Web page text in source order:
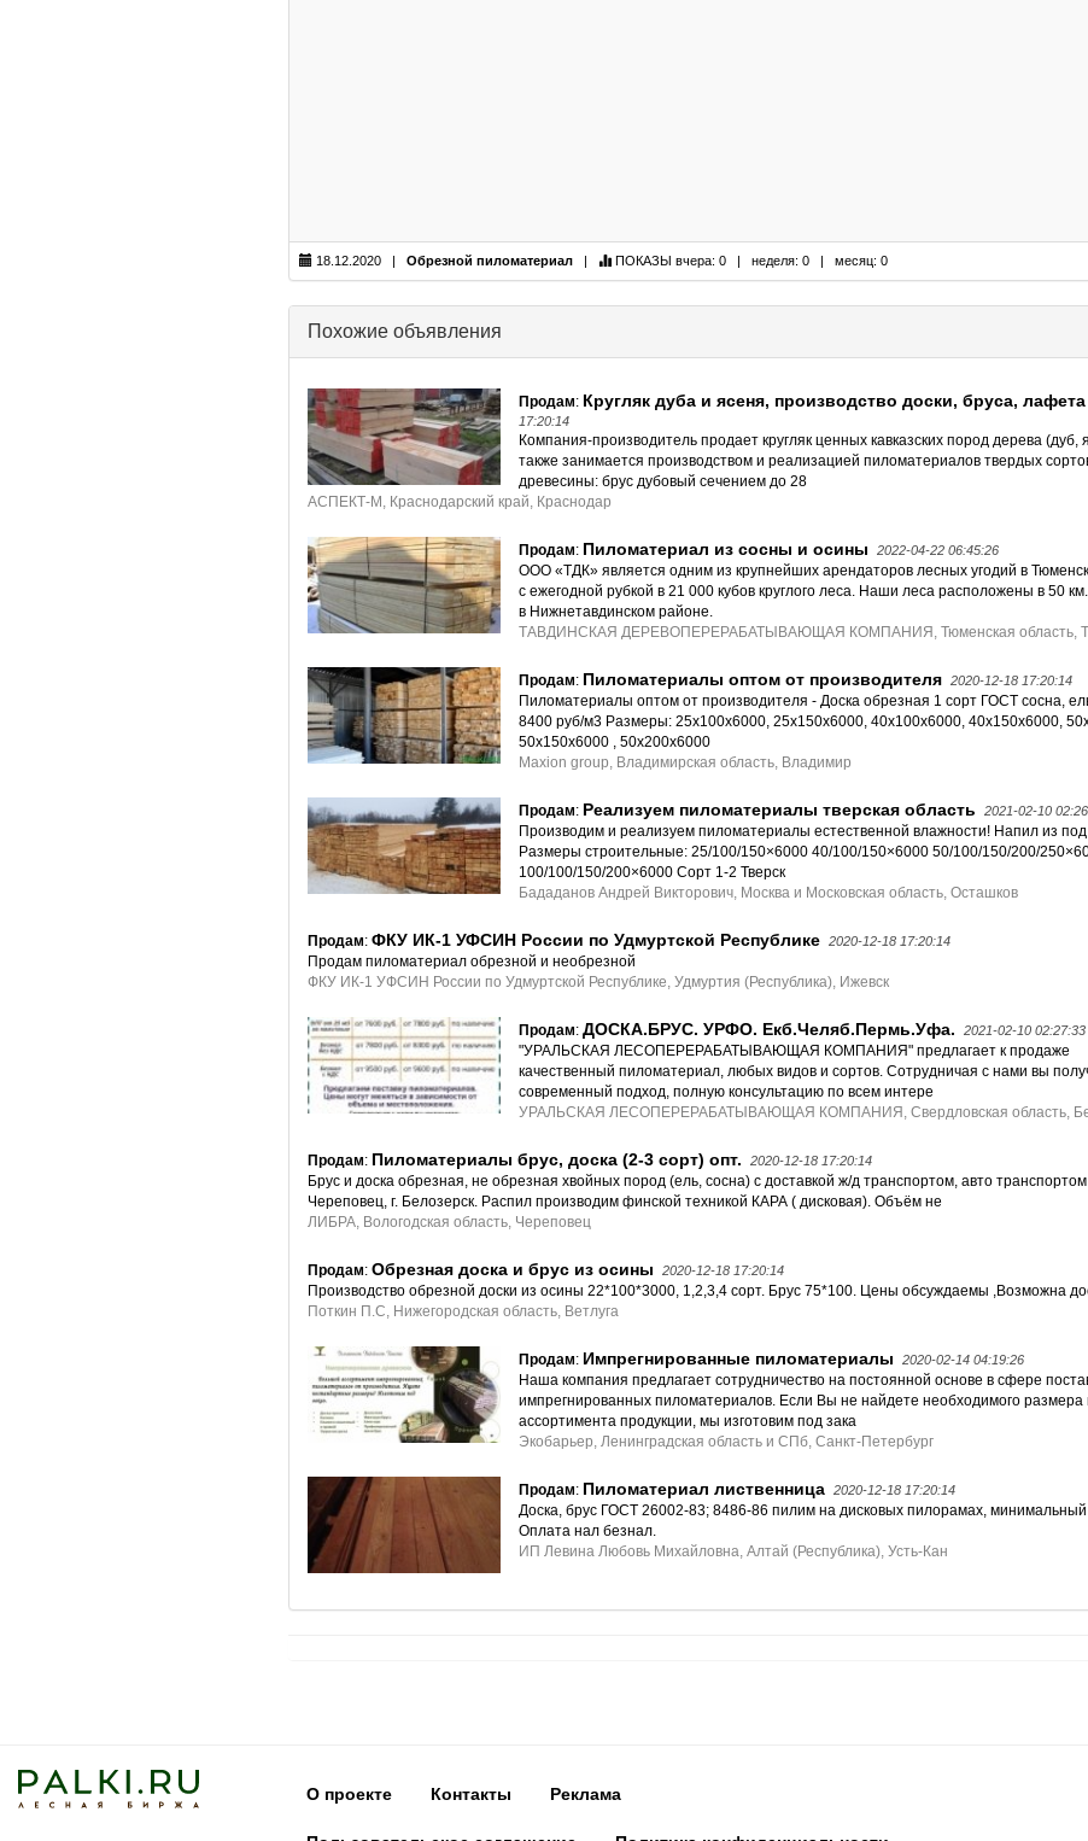
18.12.2020 | Обрезной пиломатериал | ПОКАЗЫ вчера: 0 | неделя: 0 | месяц: 0
Похожие объявления
Продам: Кругляк дуба и ясеня, производство доски, бруса, лафета
17:20:14
Компания-производитель продает кругляк ценных кавказских пород дерева (дуб,
также занимается производством и реализацией пиломатериалов твердых
древесины: брус дубовый сечением до 28
АСПЕКТ-М, Краснодарский край, Краснодар
Продам: Пиломатериал из сосны и осины 2022-04-22 06:45:26
ООО «ТДК» является одним из крупнейших арендаторов лесных угодий в
с ежегодной рубкой в 21 000 кубов круглого леса. Наши леса расположены в 50
в Нижнетавдинском районе.
ТАВДИНСКАЯ ДЕРЕВОПЕРЕРАБАТЫВАЮЩАЯ КОМПАНИЯ, Тюменская область,
Продам: Пиломатериалы оптом от производителя 2020-12-18 17:20:14
Пиломатериалы оптом от производителя - Доска обрезная 1 сорт ГОСТ сосна,
8400 руб/м3 Размеры: 25х100х6000, 25х150х6000, 40х100х6000, 40х150х6000,
50х150х6000 , 50х200х6000
Maxion group, Владимирская область, Владимир
Продам: Реализуем пиломатериалы тверская область 2021-02-10
Производим и реализуем пиломатериалы естественной влажности! Напил из под
Размеры строительные: 25/100/150×6000 40/100/150×6000 50/100/150/200/
100/100/150/200×6000 Сорт 1-2 Тверск
Бададанов Андрей Викторович, Москва и Московская область, Осташков
Продам: ФКУ ИК-1 УФСИН России по Удмуртской Республике 2020-12-18 17:20:14
Продам пиломатериал обрезной и необрезной
ФКУ ИК-1 УФСИН России по Удмуртской Республике, Удмуртия (Республика), Ижевск
Продам: ДОСКА.БРУС. УРФО. Екб.Челяб.Пермь.Уфа. 2021-02-10 02:27:33
"УРАЛЬСКАЯ ЛЕСОПЕРЕРАБАТЫВАЮЩАЯ КОМПАНИЯ" предлагает к продаже
качественный пиломатериал, любых видов и сортов. Сотрудничая с нами вы
современный подход, полную консультацию по всем интере
УРАЛЬСКАЯ ЛЕСОПЕРЕРАБАТЫВАЮЩАЯ КОМПАНИЯ, Свердловская область,
Продам: Пиломатериалы брус, доска (2-3 сорт) опт. 2020-12-18 17:20:14
Брус и доска обрезная, не обрезная хвойных пород (ель, сосна) с доставкой ж/д транспортом, авто транспортом
Череповец, г. Белозерск. Распил производим финской техникой КАРА ( дисковая). Объём не
ЛИБРА, Вологодская область, Череповец
Продам: Обрезная доска и брус из осины 2020-12-18 17:20:14
Производство обрезной доски из осины 22*100*3000, 1,2,3,4 сорт. Брус 75*100. Цены обсуждаемы ,Возможна
Поткин П.С, Нижегородская область, Ветлуга
Продам: Импрегнированные пиломатериалы 2020-02-14 04:19:26
Наша компания предлагает сотрудничество на постоянной основе в сфере
импрегнированных пиломатериалов. Если Вы не найдете необходимого размера
ассортимента продукции, мы изготовим под зака
Экобарьер, Ленинградская область и СПб, Санкт-Петербург
Продам: Пиломатериал лиственница 2020-12-18 17:20:14
Доска, брус ГОСТ 26002-83; 8486-86 пилим на дисковых пилорамах, минимальный
Оплата нал безнал.
ИП Левина Любовь Михайловна, Алтай (Республика), Усть-Кан
О проекте Контакты Реклама